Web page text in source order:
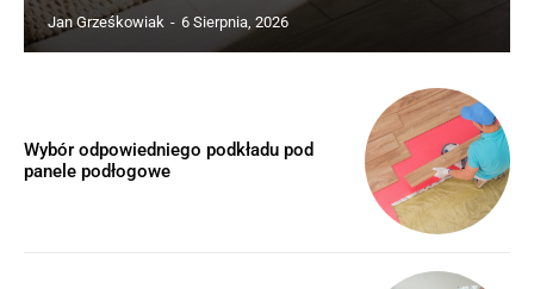
Jan Grześkowiak - 6 Sierpnia, 2026
Wybór odpowiedniego podkładu pod
panele podłogowe